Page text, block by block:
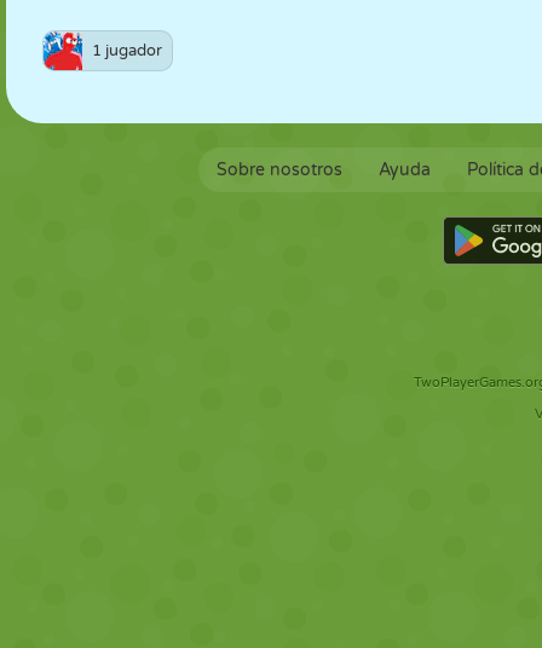
1 jugador
Sobre nosotros Ayuda Política